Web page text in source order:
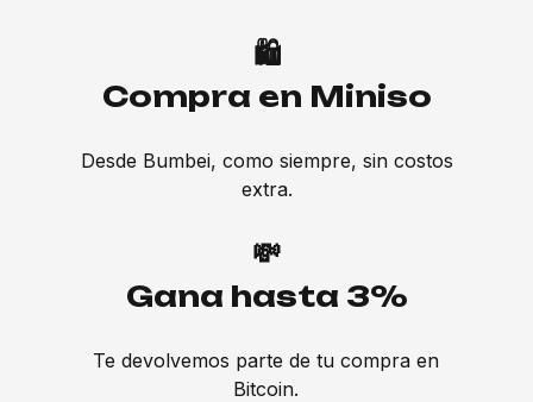
🛍️
Compra en Miniso
Desde Bumbei, como siempre, sin costos
extra.
💸
Gana hasta 3%
Te devolvemos parte de tu compra en
Bitcoin.